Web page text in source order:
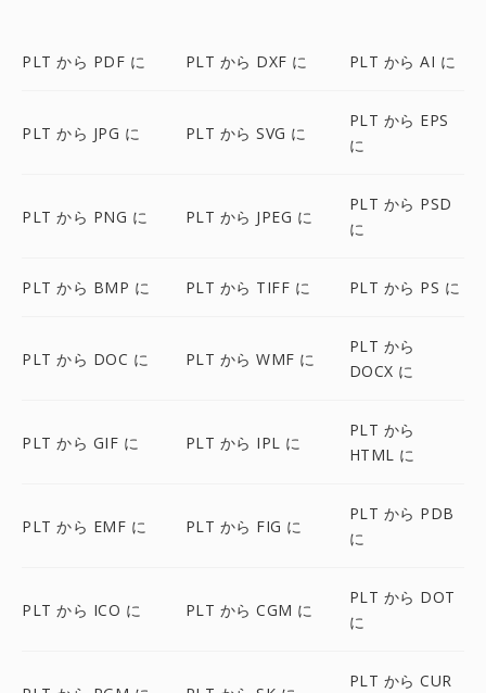
PLT から PDF に PLT から DXF に PLT から AI に
PLT から JPG に PLT から SVG に
PLT から EPS
に
PLT から PNG に PLT から JPEG に
PLT から PSD
に
PLT から BMP に PLT から TIFF に PLT から PS に
PLT から DOC に PLT から WMF に
PLT から
DOCX に
PLT から GIF に PLT から IPL に
PLT から
HTML に
PLT から EMF に PLT から FIG に
PLT から PDB
に
PLT から ICO に PLT から CGM に
PLT から DOT
に
PLT から CUR